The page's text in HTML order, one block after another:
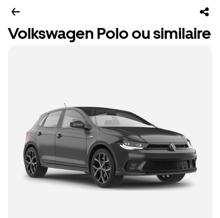
Volkswagen Polo ou similaire